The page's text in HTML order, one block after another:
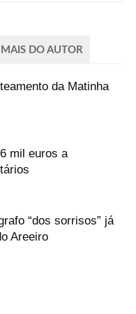
MAIS DO AUTOR
da Matinha
mil euros a
“dos sorrisos” já
Areeiro